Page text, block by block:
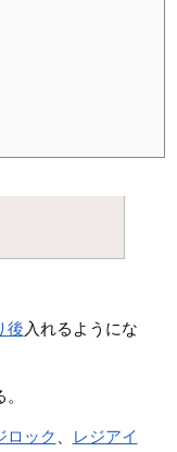
後 入れるようにな
ロック
レジアイ